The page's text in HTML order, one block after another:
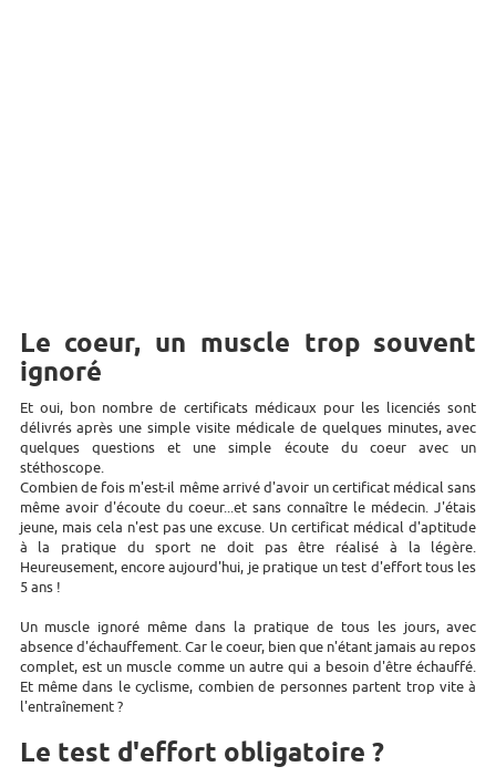
Le coeur, un muscle trop souvent
ignoré
Et oui, bon nombre de certificats médicaux pour les licenciés sont
délivrés après une simple visite médicale de quelques minutes, avec
quelques questions et une simple écoute du coeur avec un
stéthoscope.
Combien de fois m'est-il même arrivé d'avoir un certificat médical sans
même avoir d'écoute du coeur...et sans connaître le médecin. J'étais
jeune, mais cela n'est pas une excuse. Un certificat médical d'aptitude
à la pratique du sport ne doit pas être réalisé à la légère.
Heureusement, encore aujourd'hui, je pratique un test d'effort tous les
5 ans !
Un muscle ignoré même dans la pratique de tous les jours, avec
absence d'échauffement. Car le coeur, bien que n'étant jamais au repos
complet, est un muscle comme un autre qui a besoin d'être échauffé.
Et même dans le cyclisme, combien de personnes partent trop vite à
l'entraînement ?
Le test d'effort obligatoire ?